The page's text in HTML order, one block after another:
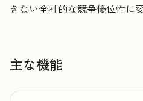
きない全社的な競争優位性に
主な機能